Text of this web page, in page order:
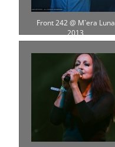
Front 242 @ M`era Luna
2013